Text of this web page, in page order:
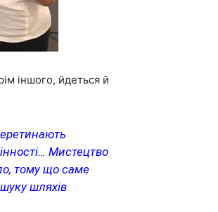
іншого, йдеться й
Мистецтво
тому що саме
шляхів